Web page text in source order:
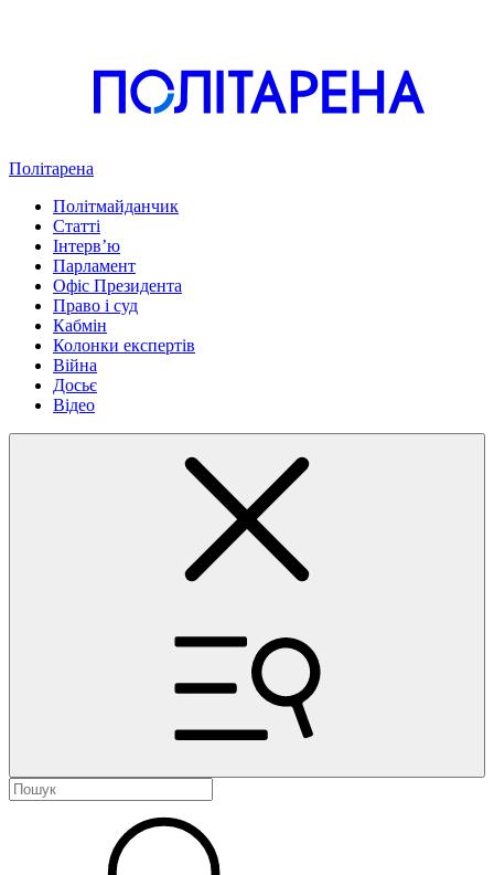
Політарена
Політмайданчик
Статті
Інтервʼю
Парламент
Офіс Президента
Право і суд
Кабмін
Колонки експертів
Війна
Досьє
Відео